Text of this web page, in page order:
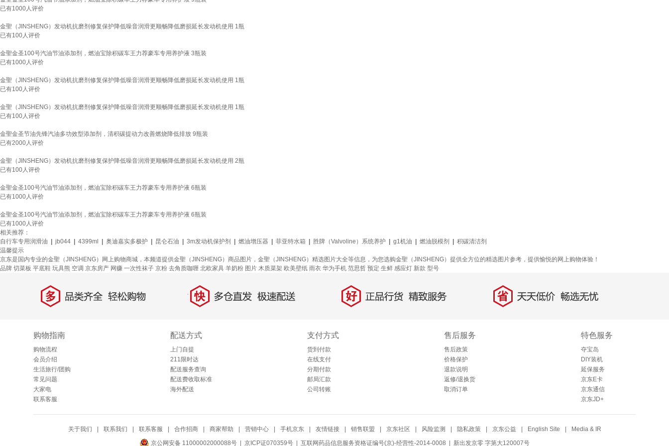
已有1000人评价
金聖（JINSHENG）发动机抗磨剂修复保护降低噪音润滑更顺畅降低磨损延长发动机使用 1瓶
已有100人评价
金聖金圣100号汽油节油添加剂，燃油宝除积碳车王力荐豪车专用养护液 3瓶装
已有1000人评价
金聖（JINSHENG）发动机抗磨剂修复保护降低噪音润滑更顺畅降低磨损延长发动机使用 1瓶
已有100人评价
金聖（JINSHENG）发动机抗磨剂修复保护降低噪音润滑更顺畅降低磨损延长发动机使用 1瓶
已有100人评价
金聖金圣节油先锋汽油多功效型添加剂，清积碳提动力改善燃烧降低排放 9瓶装
已有2000人评价
金聖（JINSHENG）发动机抗磨剂修复保护降低噪音润滑更顺畅降低磨损延长发动机使用 2瓶
已有100人评价
金聖金圣100号汽油节油添加剂，燃油宝除积碳车王力荐豪车专用养护液 6瓶装
已有1000人评价
金聖金圣100号汽油节油添加剂，燃油宝除积碳车王力荐豪车专用养护液 6瓶装
已有1000人评价
相关推荐：
自行车专用润滑油
jb044 4399ml 奥迪嘉实多极护 昆仑石油 3m发动机保护剂 燃油增压器 菲亚特水箱 胜牌（Valvoline）系统养护 g1机油 燃油脱模剂
积碳清洁剂
温馨提示
京东是国内专业的金聖（JINSHENG）网上购物商城，本频道提供金聖（JINSHENG）商品图片，金聖（JINSHENG）精选图片大全等信息，为您选购金聖（JINSHENG）提供全方位的精选图片参考，提供愉悦的网上购物体验！
品牌 切菜板 平底鞋 玩具熊 空调 京东房产 网赚 一次性袜子 京粉 去角质咖喱 北欧家具 羊奶粉 图片 木质菜架 欧美壁纸 雨衣 华为手机 范思哲 预定 生鲜 感应灯 新款 型号
多 品类齐全，轻松购物 快 多仓直发，极速配送 好 正品行货，精致服务 省 天天低价，畅选无忧
购物指南
购物流程
会员介绍
生活旅行/团购
常见问题
大家电
联系客服
配送方式
上门自提
211限时达
配送服务查询
配送费收取标准
海外配送
支付方式
货到付款
在线支付
分期付款
邮局汇款
公司转账
售后服务
售后政策
价格保护
退款说明
返修/退换货
取消订单
特色服务
夺宝岛
DIY装机
延保服务
京东E卡
京东通信
京东JD+
关于我们 联系我们 联系客服 合作招商 商家帮助 营销中心 手机京东 友情链接 销售联盟 京东社区 风险监测 隐私政策 京东公益 English Site Media & IR
京公网安备 11000002000088号 | 京ICP证070359号 | 互联网药品信息服务资格证编号(京)-经营性-2014-0008 | 新出发京零 字第大120007号